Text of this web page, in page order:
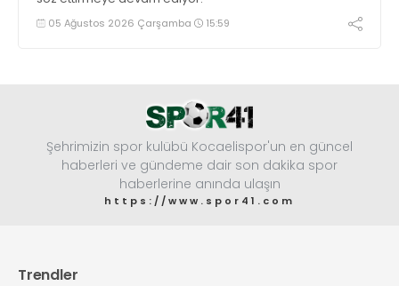
05 Ağustos 2026 Çarşamba 15:59
Şehrimizin spor kulübü Kocaelispor'un en güncel
haberleri ve gündeme dair son dakika spor
haberlerine anında ulaşın
https://www.spor41.com
Trendler